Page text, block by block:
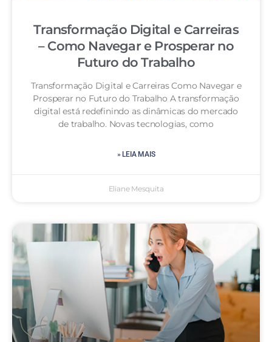
Transformação Digital e Carreiras
– Como Navegar e Prosperar no
Futuro do Trabalho
Transformação Digital e Carreiras Como Navegar e
Prosperar no Futuro do Trabalho A transformação
digital está redefinindo as dinâmicas do mercado
de trabalho. Novas tecnologias, como
» LEIA MAIS
Eliane Mesquita